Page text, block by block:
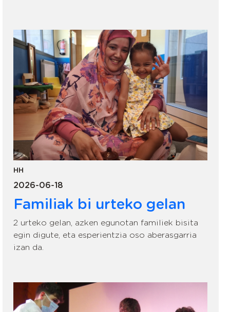
HH
2026-06-18
Familiak bi urteko gelan
2 urteko gelan, azken egunotan familiek bisita
egin digute, eta esperientzia oso aberasgarria
izan da.